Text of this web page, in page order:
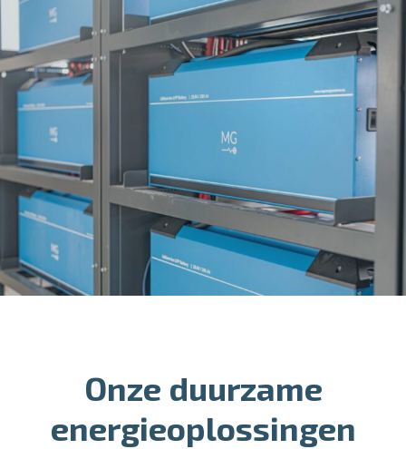
Onze duurzame
energieoplossingen